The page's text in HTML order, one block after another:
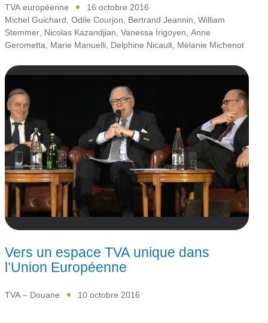
TVA européenne
16 octobre 2016
Michel Guichard Odile Courjon Bertrand Jeannin William
Stemmer Nicolas Kazandjian Vanessa Irigoyen Anne
Gerometta Marie Manuelli Delphine Nicault Mélanie Michenot
Vers un espace TVA unique dans
l’Union Européenne
TVA – Douane 10 octobre 2016